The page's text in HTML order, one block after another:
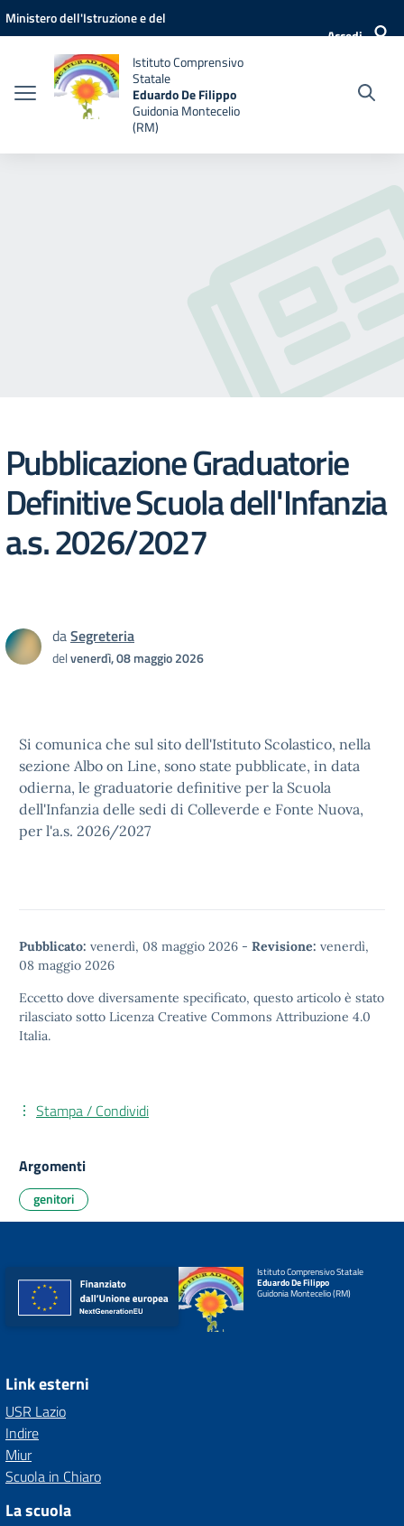
Vai ai contenuti
Vai al menu di navigazione
Vai al footer
Ministero dell'Istruzione e del
Accedi
Istituto Comprensivo
Statale
Eduardo De Filippo
Guidonia Montecelio
(RM)
Pubblicazione Graduatorie
Definitive Scuola dell'Infanzia
a.s. 2026/2027
daSegreteria
delvenerdì, 08 maggio 2026
Si comunica che sul sito dell'Istituto Scolastico, nella
sezione Albo on Line, sono state pubblicate, in data
odierna, le graduatorie definitive per la Scuola
dell'Infanzia delle sedi di Colleverde e Fonte Nuova,
per l'a.s. 2026/2027
Pubblicato: venerdì, 08 maggio 2026 - Revisione: venerdì,
08 maggio 2026
Eccetto dove diversamente specificato, questo articolo è stato
rilasciato sotto Licenza Creative Commons Attribuzione 4.0
Italia.
Stampa / Condividi
Argomenti
genitori
Istituto Comprensivo Statale
Eduardo De Filippo
Guidonia Montecelio (RM)
Link esterni
USR Lazio
Indire
Miur
Scuola in Chiaro
La scuola